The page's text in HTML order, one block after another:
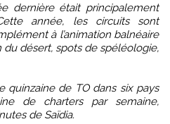
dernière était principalement
année, les circuits sont
à l’animation balnéaire
du désert, spots de spéléologie,
quinzaine de TO dans six pays
de charters par semaine,
de Saïdia.